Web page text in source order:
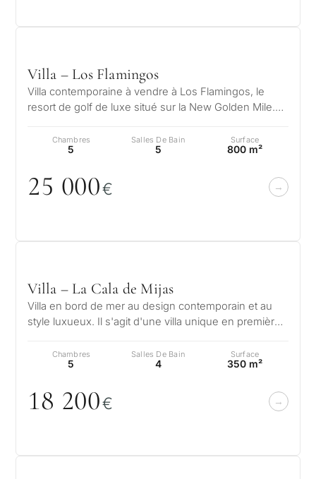
Plus de critères
Villa – Los Flamingos
Villa contemporaine à vendre à Los Flamingos, le
resort de golf de luxe situé sur la New Golden Mile.
Chambres
5
Salles De Bain
5
Surface
800 m²
25 000€
Villa – La Cala de Mijas
Villa en bord de mer au design contemporain et au
style luxueux. Il s'agit d'une villa unique en première
Chambres
5
Salles De Bain
4
Surface
350 m²
18 200€